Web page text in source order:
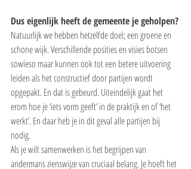
Dus eigenlijk heeft de gemeente je geholpen?
Natuurlijk we hebben hetzelfde doel; een groene en
schone wijk. Verschillende posities en visies botsen
sowieso maar kunnen ook tot een betere uitvoering
leiden als het constructief door partijen wordt
opgepakt. En dat is gebeurd. Uiteindelijk gaat het
erom hoe je ‘iets vorm geeft’ in de praktijk en of ‘het
werkt’. En daar heb je in dit geval alle partijen bij
nodig.
Als je wilt samenwerken is het begrijpen van
andermans zienswijze van cruciaal belang. Je hoeft het